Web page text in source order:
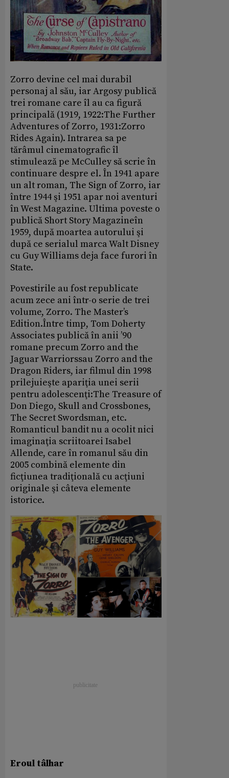
Zorro devine cel mai durabil
personaj al său, iar Argosy publică
trei romane care îl au ca figură
principală (1919, 1922:The Further
Adventures of Zorro, 1931:Zorro
Rides Again). Intrarea sa pe
tărâmul cinematografic îl
stimulează pe McCulley să scrie în
continuare despre el. În 1941 apare
un alt roman, The Sign of Zorro, iar
între 1944 şi 1951 apar noi aventuri
în West Magazine. Ultima poveste o
publică Short Story Magazineîn
1959, după moartea autorului şi
după ce serialul marca Walt Disney
cu Guy Williams deja face furori în
State.
Povestirile au fost republicate
acum zece ani într-o serie de trei
volume, Zorro. The Master’s
Edition.Între timp, Tom Doherty
Associates publică în anii ’90
romane precum Zorro and the
Jaguar Warriorssau Zorro and the
Dragon Riders, iar filmul din 1998
prilejuieşte apariţia unei serii
pentru adolescenţi:The Treasure of
Don Diego, Skull and Crossbones,
The Secret Swordsman, etc.
Romanticul bandit nu a ocolit nici
imaginaţia scriitoarei Isabel
Allende, care în romanul său din
2005 combină elemente din
ficţiunea tradiţională cu acţiuni
originale şi câteva elemente
istorice.
Eroul tâlhar